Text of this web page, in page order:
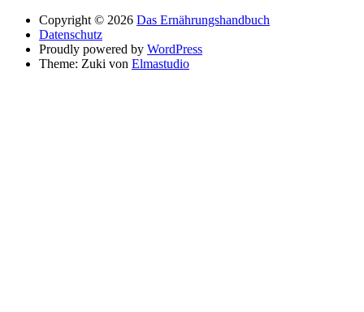
Copyright © 2026 Das Ernährungshandbuch
Datenschutz
Proudly powered by WordPress
Theme: Zuki von Elmastudio